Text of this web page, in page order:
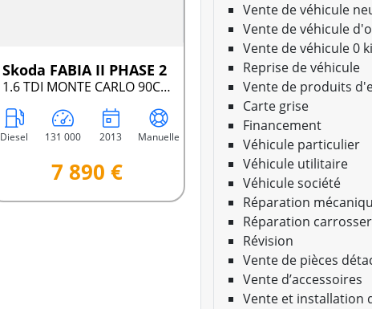
Skoda FABIA II PHASE 2
1.6 TDI MONTE CARLO 90CV 5P BVM FAP
Diesel 131 000 2013 Manuelle
7 890 €
Vente de véhicule
Vente de véhicule
Vente de véhicule 0
Reprise de véhicule
Vente de produits
Carte grise
Financement
Véhicule particulier
Véhicule utilitaire
Véhicule société
Réparation
Réparation
Révision
Vente de pièces
Vente d’accessoires
Vente et installation